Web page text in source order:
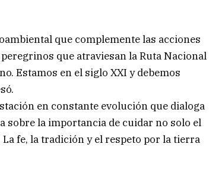
que complemente las acciones
que atraviesan la Ruta Nacional
Estamos en el siglo XXI y debemos
en constante evolución que dialoga
sobre la importancia de cuidar no solo el
fe, la tradición y el respeto por la tierra